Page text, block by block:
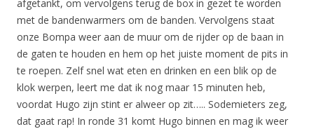
afgetankt, om vervolgens terug de box in gezet te worden
met de bandenwarmers om de banden. Vervolgens staat
onze Bompa weer aan de muur om de rijder op de baan in
de gaten te houden en hem op het juiste moment de pits in
te roepen. Zelf snel wat eten en drinken en een blik op de
klok werpen, leert me dat ik nog maar 15 minuten heb,
voordat Hugo zijn stint er alweer op zit….. Sodemieters zeg,
dat gaat rap! In ronde 31 komt Hugo binnen en mag ik weer